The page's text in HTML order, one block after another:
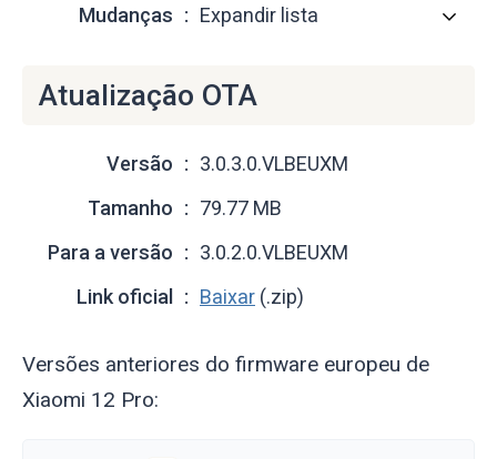
Mudanças
Expandir lista
Atualização OTA
Versão
3.0.3.0.VLBEUXM
Tamanho
79.77 MB
Para a versão
3.0.2.0.VLBEUXM
Link oficial
Baixar (.zip)
Versões anteriores do firmware europeu de
Xiaomi 12 Pro: